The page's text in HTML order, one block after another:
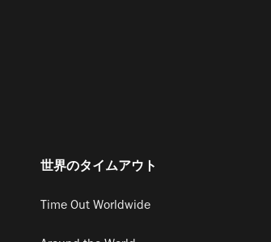
世界のタイムアウト
Time Out Worldwide